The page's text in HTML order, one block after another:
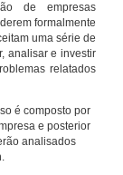
de empresas
formalmente
uma série de
analisar e investir
relatados
é composto por
e posterior
analisados